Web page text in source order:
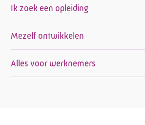
Ik zoek een opleiding
Mezelf ontwikkelen
Alles voor werknemers